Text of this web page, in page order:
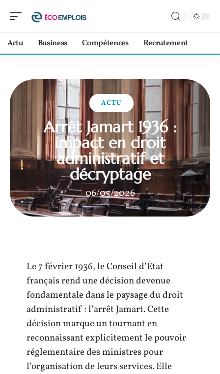
Actu Business Compétences Recrutement
ACTU
Arrêt Jamart 1936 :
impact en droit
administratif et
décryptage
06/05/2026
Le 7 février 1936, le Conseil d’État
français rend une décision devenue
fondamentale dans le paysage du droit
administratif : l’arrêt Jamart. Cette
décision marque un tournant en
reconnaissant explicitement le pouvoir
réglementaire des ministres pour
l’organisation de leurs services. Elle